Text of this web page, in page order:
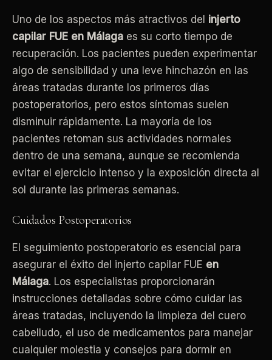
Uno de los aspectos más atractivos del injerto
capilar FUE en Málaga es su corto tiempo de
recuperación. Los pacientes pueden experimentar
algo de sensibilidad y una leve hinchazón en las
áreas tratadas durante los primeros días
postoperatorios, pero estos síntomas suelen
disminuir rápidamente. La mayoría de los
pacientes retoman sus actividades normales
dentro de una semana, aunque se recomienda
evitar el ejercicio intenso y la exposición directa al
sol durante las primeras semanas.
Cuidados Postoperatorios
El seguimiento postoperatorio es esencial para
asegurar el éxito del injerto capilar FUE en
Málaga. Los especialistas proporcionarán
instrucciones detalladas sobre cómo cuidar las
áreas tratadas, incluyendo la limpieza del cuero
cabelludo, el uso de medicamentos para manejar
cualquier molestia y consejos para dormir en